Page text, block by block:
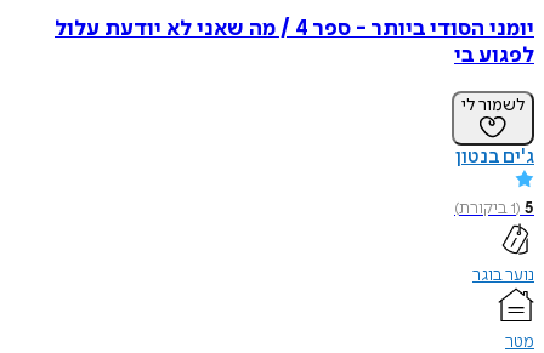
יומני הסודי ביותר - ספר 4 / מה שאני לא יודעת עלול
לפגוע בי
לשמור לי
ג'ים בנטון
5
(
1ביקורת)
נוער בוגר
מטר